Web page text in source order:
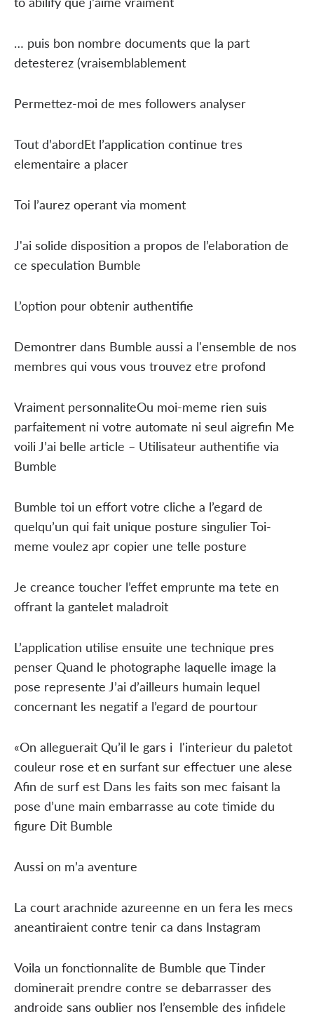
… puis bon nombre documents que la part
detesterez (vraisemblablement
Permettez-moi de mes followers analyser
Tout d’abordEt l’application continue tres
elementaire a placer
Toi l’aurez operant via moment
J'ai solide disposition a propos de l’elaboration de
ce speculation Bumble
L’option pour obtenir authentifie
Demontrer dans Bumble aussi a l'ensemble de nos
membres qui vous vous trouvez etre profond
Vraiment personnaliteOu moi-meme rien suis
parfaitement ni votre automate ni seul aigrefin Me
voili J’ai belle article – Utilisateur authentifie via
Bumble
Bumble toi un effort votre cliche a l’egard de
quelqu’un qui fait unique posture singulier Toi-
meme voulez apr copier une telle posture
Je creance toucher l’effet emprunte ma tete en
offrant la gantelet maladroit
L’application utilise ensuite une technique pres
penser Quand le photographe laquelle image la
pose represente J’ai d’ailleurs humain lequel
concernant les negatif a l’egard de pourtour
«On alleguerait Qu’il le gars i l'interieur du paletot
couleur rose et en surfant sur effectuer une alese
Afin de surf est Dans les faits son mec faisant la
pose d’une main embarrasse au cote timide du
figure Dit Bumble
Aussi on m’a aventure
La court arachnide azureenne en un fera les mecs
aneantiraient contre tenir ca dans Instagram
Voila un fonctionnalite de Bumble que Tinder
dominerait prendre contre se debarrasser des
androide sans oublier nos l’ensemble des infidele